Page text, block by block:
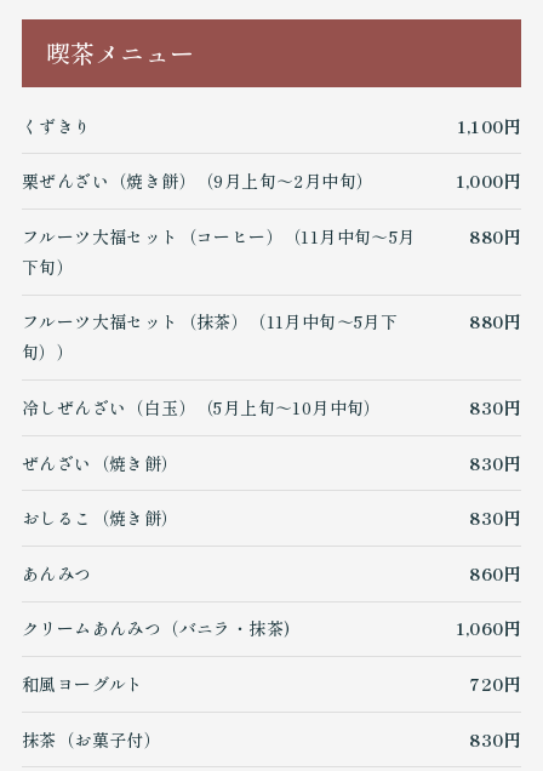
喫茶メニュー
くずきり 1,100円
栗ぜんざい（焼き餅）（9月上旬～2月中旬） 1,000円
フルーツ大福セット（コーヒー）（11月中旬～5月
下旬）
880円
フルーツ大福セット（抹茶）（11月中旬～5月下
旬））
880円
冷しぜんざい（白玉）（5月上旬～10月中旬） 830円
ぜんざい（焼き餅） 830円
おしるこ（焼き餅） 830円
あんみつ 860円
クリームあんみつ（バニラ・抹茶) 1,060円
和風ヨーグルト 720円
抹茶（お菓子付） 830円